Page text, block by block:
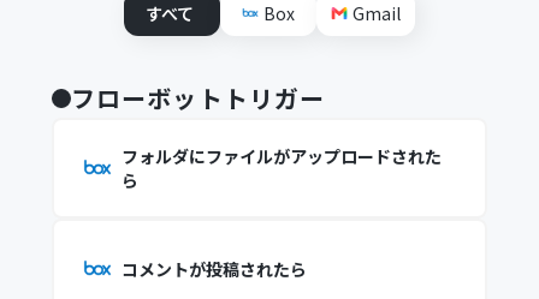
すべて
Box Gmail
フローボットトリガー
フォルダにファイルがアップロードされた
ら
コメントが投稿されたら